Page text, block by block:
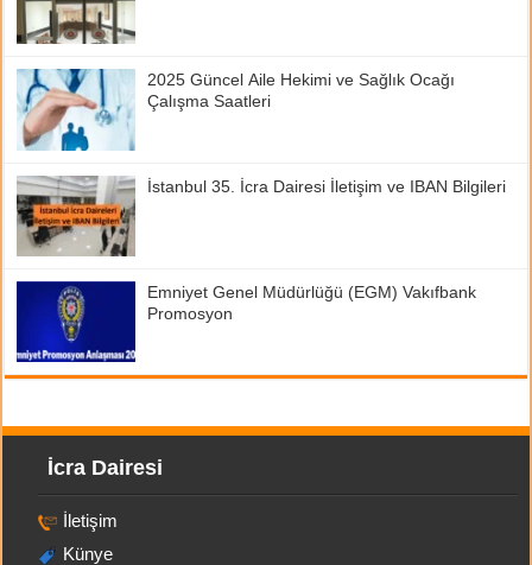
2025 Güncel Aile Hekimi ve Sağlık Ocağı
Çalışma Saatleri
İstanbul 35. İcra Dairesi İletişim ve IBAN Bilgileri
Emniyet Genel Müdürlüğü (EGM) Vakıfbank
Promosyon
İcra Dairesi
İletişim
Künye